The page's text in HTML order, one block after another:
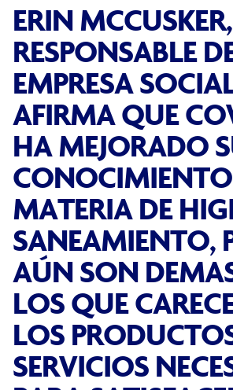
ERIN MCCUSKER,
RESPONSABLE
EMPRESA
AFIRMA QUE
HA MEJORADO
MATERIA DE
SANEAMIENTO,
AÚN SON
LOS QUE
LOS
SERVICIOS